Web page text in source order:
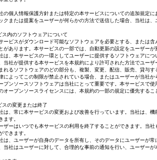
の個人情報保護方針または特定の本サービスについての追加規定
クまたは提案をユーザーが何らかの方法で送信した場合、当社は
ス内のソフトウェアについて
ービスがダウンロード可能なソフトウェアを必要とする、または
があります。本サービスの一部では、自動更新の設定をユーザー
は、本サービスの一環としてユーザーに提供するソフトウェアに
当社が提供する本サービスを本規約により許可された方法でユー
れるソフトウェアのどの部分も、複製、変更、配信、販売、貸与
によってこの制限が禁止されている場合、またはユーザーが当社
プンソースソフトウェアは当社にとって重要です。本サービスで
オープンソースライセンスには、本規約の一部の規定に優先する
スの変更または終了
は、常に本サービスの変更および改善を行っています。当社は、
ます。
ザーはいつでも本サービスの利用を終了することができます。当
できます。
は、ユーザーが自身のデータを所有し、そのデータにユーザーが
当社はユーザーに対して、合理的な事前の通知を行い、ユーザー